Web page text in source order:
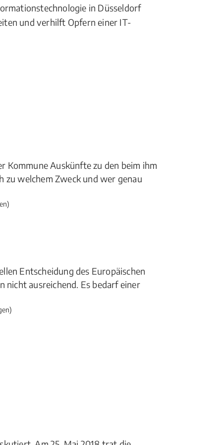
in Düsseldorf
und verhilft Opfern einer IT-
Kommune Auskünfte zu den beim ihm
welchem Zweck und wer genau
Entscheidung des Europäischen
nicht ausreichend. Es bedarf einer